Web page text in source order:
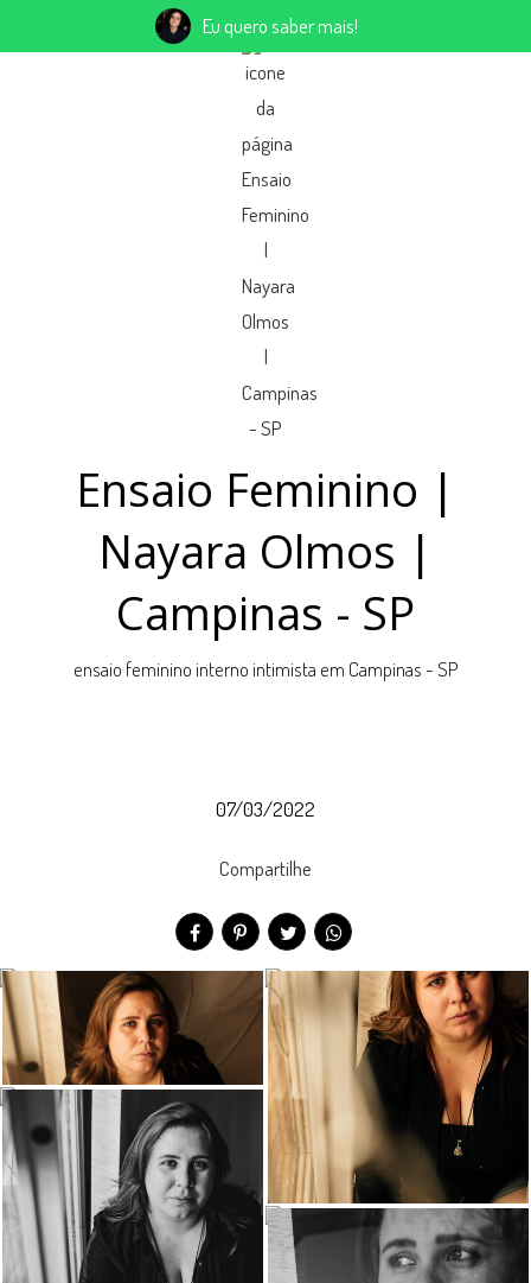
Ensaio Feminino |
Nayara Olmos |
Campinas - SP
ensaio feminino interno intimista em Campinas - SP
07/03/2022
Compartilhe
Eu quero saber mais!